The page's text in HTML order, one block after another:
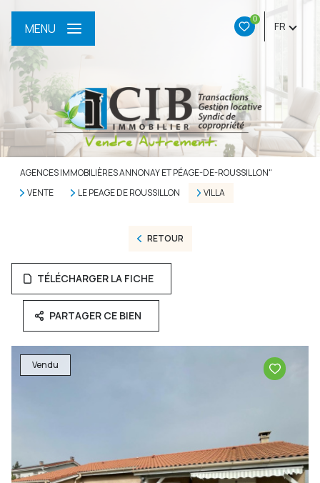
0
FR
MENU
AGENCES IMMOBILIÈRES ANNONAY ET PÉAGE-DE-ROUSSILLON"
VENTE
LE PEAGE DE ROUSSILLON VILLA
RETOUR
TÉLÉCHARGER LA FICHE
PARTAGER CE BIEN
Vendu